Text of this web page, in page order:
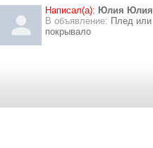
Написал(а): Юлия Юлия
В объявление: Плед или
покрывало